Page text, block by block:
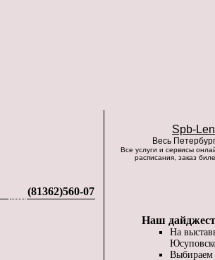
(81362)560-07
Spb-
Весь
Все услуги и сервисы
расписания, заказ
Наш
На
Выбираем